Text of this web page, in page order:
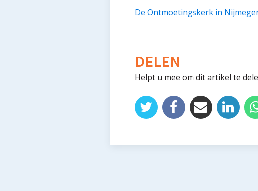
De Ontmoetingskerk in
DELEN
Helpt u mee om dit artikel te